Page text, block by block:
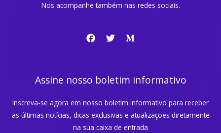
Nos acompanhe também nas redes sociais.
Assine nosso boletim informativo
Inscreva-se agora em nosso boletim informativo para receber
as últimas notícias, dicas exclusivas e atualizações diretamente
na sua caixa de entrada